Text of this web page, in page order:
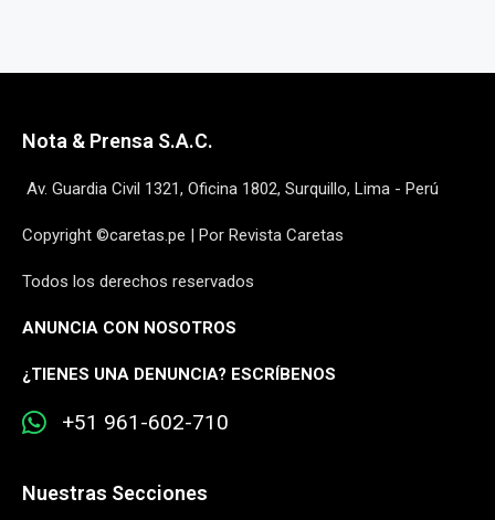
Nota & Prensa S.A.C.
Av. Guardia Civil 1321, Oficina 1802, Surquillo, Lima - Perú
Copyright ©caretas.pe | Por Revista Caretas
Todos los derechos reservados
ANUNCIA CON NOSOTROS
¿TIENES UNA DENUNCIA? ESCRÍBENOS
+51 961-602-710
Nuestras Secciones